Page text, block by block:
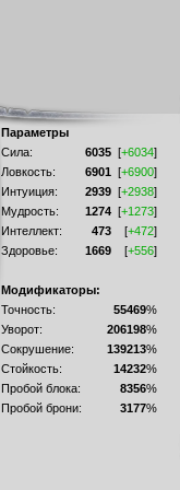
Параметры
Сила:
6035 [+6034]
Ловкость:
6901 [+6900]
Интуиция:
2939 [+2938]
Мудрость:
1274 [+1273]
Интеллект:
473 [+472]
Здоровье:
1669 [+556]
Модификаторы:
Точность:
55469%
Уворот:
206198%
Сокрушение:
139213%
Стойкость:
14232%
Пробой блока:
8356%
Пробой брони:
3177%